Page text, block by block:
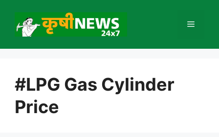
content
Menu
#LPG Gas Cylinder
Price